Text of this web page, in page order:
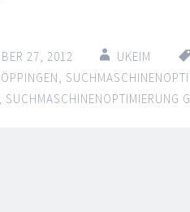
27, 2012 UKEIM
SUCHMASCHINENOPTIMIERUNG